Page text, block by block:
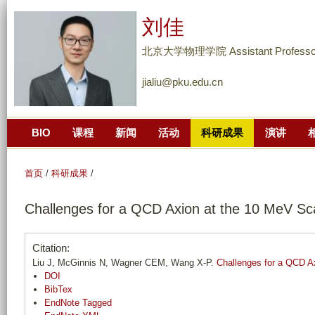
主
分
刘佳
北京大学物理学院 Assistant
jialiu@pku.edu.cn
BIO 课程 新闻 活动 科研成果 演讲
首页 / 科研成果 /
Challenges for a QCD Axion at the 10 MeV
Citation:
Liu J, McGinnis N, Wagner CEM, Wang X-P. Challenges for a QCD
DOI
BibTex
EndNote Tagged